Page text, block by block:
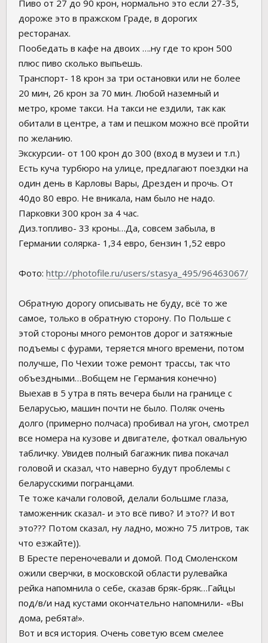
Пиво от 27 до 90 крон, нормально это если 27-35,
дороже это в пражском Граде, в дорогих
ресторанах.
Пообедать в кафе на двоих ….ну где то крон 500
плюс пиво сколько выпьешь.
Транспорт- 18 крон за три остановки или не более
20 мин, 26 крон за 70 мин. Любой наземный и
метро, кроме такси. На такси не ездили, так как
обитали в центре, а там и пешком можно всё пройти
по желанию.
Экскурсии- от 100 крон до 300 (вход в музеи и т.п.)
Есть куча турбюро на улице, предлагают поездки на
один день в Карловы Вары, Дрезден и прочь. От
40до 80 евро. Не вникала, нам было не надо.
Парковки 300 крон за 4 час.
Диз.топливо- 33 кроны…Да, совсем забыла, в
Германии солярка- 1,34 евро, бензин 1,52 евро
Фото: http://photofile.ru/users/stasya_495/96463067/
Обратную дорогу описывать не буду, всё то же
самое, только в обратную сторону. По Польше с
этой стороны много ремонтов дорог и затяжные
подъемы с фурами, теряется много времени, потом
получше, По Чехии тоже ремонт трассы, так что
объездными…Вобщем не Германия конечно)
Выехав в 5 утра в пять вечера были на границе с
Беларусью, машин почти не было. Поляк очень
долго (примерно полчаса) пробивал на угон, смотрел
все номера на кузове и двигателе, фоткал овальную
табличку. Увидев полный багажник пива покачал
головой и сказал, что наверно будут проблемы с
беларусскими погранцами.
Те тоже качали головой, делали большме глаза,
таможенник сказал- и это всё пиво? И это?? И вот
это??? Потом сказал, ну ладно, можно 75 литров, так
что езжайте)).
В Бресте переночевали и домой. Под Смоленском
ожили сверчки, в московской области рулевайка
рейка напомнила о себе, сказав бряк-бряк…Гайцы
под/в/и над кустами окончательно напомнили- «Вы
дома, ребята!».
Вот и вся история. Очень советую всем смелее